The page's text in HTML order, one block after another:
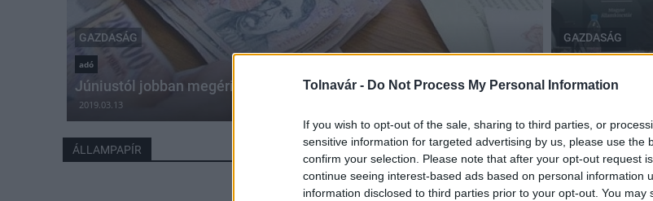
Tolnavár - Do Not Process My Personal Information
If you wish to opt-out of the sale, sharing to third parties, or
sensitive information for targeted advertising by us, please use the
confirm your selection. Please note that after your opt-out request
continue seeing interest-based ads based on personal information
information disclosed to third parties prior to your opt-out. You may
GAZDASÁG
adó
Júniustól jobban megéri állampapírt vásárolni
2019.03.13
GAZDASÁG
Új
ÁLLAMPAPÍR